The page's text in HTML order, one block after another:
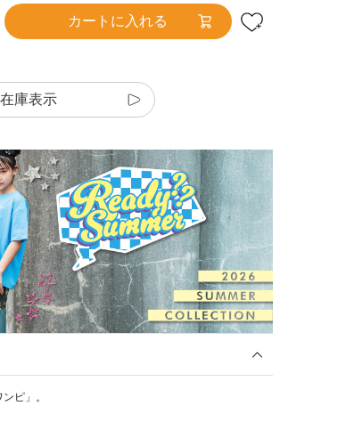
カートに入れる
庫表示
ピ」。